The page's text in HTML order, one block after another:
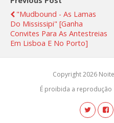
"Mudbound - As Lamas
Do Mississipi" [ganha
Convites Para As Antestreias
Em Lisboa E No Porto]
Copyright 2026
É proibida a reprodução |